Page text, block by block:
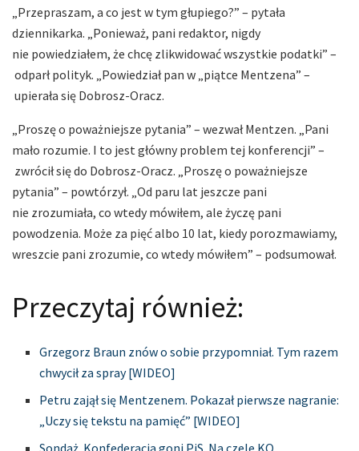
„Przepraszam, a co jest w tym głupiego?” – pytała
dziennikarka. „Ponieważ, pani redaktor, nigdy
nie powiedziałem, że chcę zlikwidować wszystkie podatki” –
odparł polityk. „Powiedział pan w „piątce Mentzena” –
upierała się Dobrosz-Oracz.
„Proszę o poważniejsze pytania” – wezwał Mentzen. „Pani
mało rozumie. I to jest główny problem tej konferencji” –
zwrócił się do Dobrosz-Oracz. „Proszę o poważniejsze
pytania” – powtórzył. „Od paru lat jeszcze pani
nie zrozumiała, co wtedy mówiłem, ale życzę pani
powodzenia. Może za pięć albo 10 lat, kiedy porozmawiamy,
wreszcie pani zrozumie, co wtedy mówiłem” – podsumował.
Przeczytaj również:
Grzegorz Braun znów o sobie przypomniał. Tym razem
chwycił za spray [WIDEO]
Petru zajął się Mentzenem. Pokazał pierwsze nagranie:
„Uczy się tekstu na pamięć” [WIDEO]
Sondaż. Konfederacja goni PiS. Na czele KO